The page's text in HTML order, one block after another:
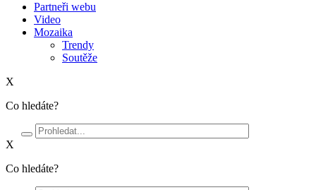
Partneři webu
Video
Mozaika
Trendy
Soutěže
X
Co hledáte?
X
Co hledáte?